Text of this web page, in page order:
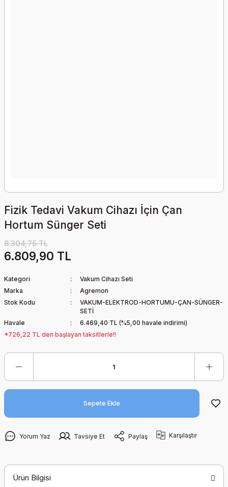
Fizik Tedavi Vakum Cihazı İçin Çan
Hortum Sünger Seti
8.304,75 TL
6.809,90 TL
Kategori
Vakum Cihazı Seti
Marka
Agremon
Stok Kodu
VAKUM-ELEKTROD-HORTUMU-ÇAN-SÜNGER-
SETİ
Havale
6.469,40 TL (%5,00 havale indirimi)
*726,22 TL den başlayan taksitlerle!!
Sepete Ekle
Yorum Yaz Tavsiye Et Paylaş Karşılaştır
Ürün Bilgisi